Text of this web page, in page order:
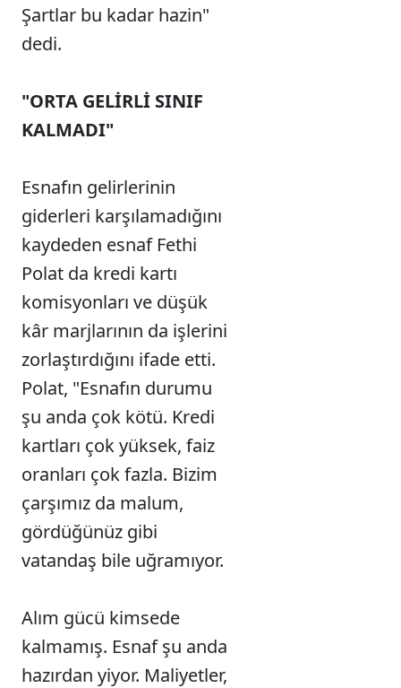
Şartlar bu kadar hazin"
dedi.
"ORTA GELİRLİ SINIF
KALMADI"
Esnafın gelirlerinin
giderleri karşılamadığını
kaydeden esnaf Fethi
Polat da kredi kartı
komisyonları ve düşük
kâr marjlarının da işlerini
zorlaştırdığını ifade etti.
Polat, "Esnafın durumu
şu anda çok kötü. Kredi
kartları çok yüksek, faiz
oranları çok fazla. Bizim
çarşımız da malum,
gördüğünüz gibi
vatandaş bile uğramıyor.
Alım gücü kimsede
kalmamış. Esnaf şu anda
hazırdan yiyor. Maliyetler,